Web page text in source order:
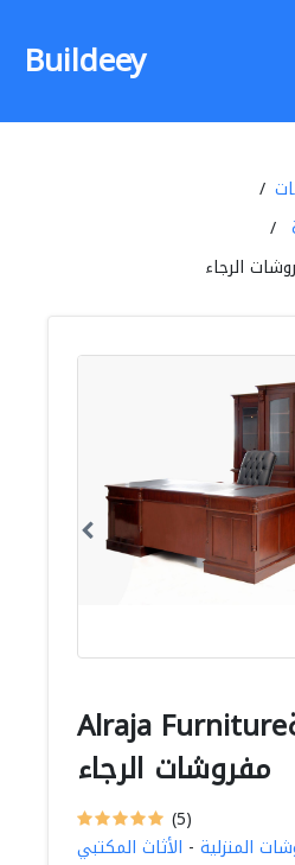
Buildeey
Alraja Furnitureشركة
مفروشات الرجاء
(5)
المنزلية - الأثاث المكتبي